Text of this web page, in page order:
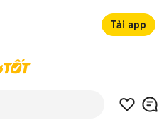
Tải app